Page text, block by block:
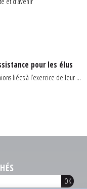
pour les élus
liées à l’exercice de leur ...